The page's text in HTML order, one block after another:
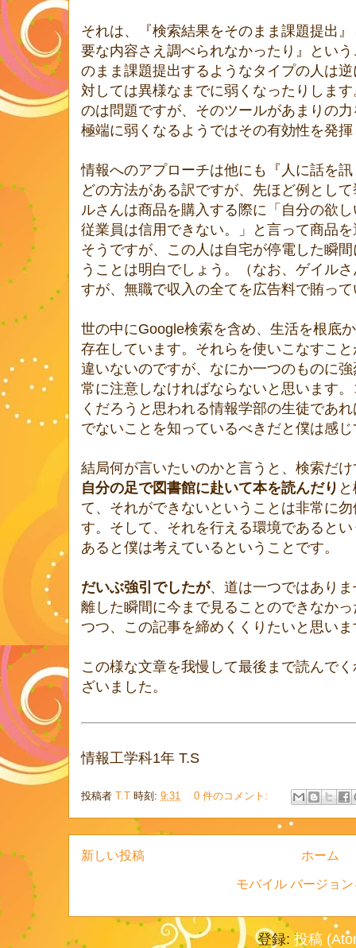
それは、『検索結果をそのまま課題提出
要な内容さえ調べられなかったり』とい
のまま課題提出するようなタイプの人は
対しては異様なまでに弱くなったりしま
のは問題ですが、そのツールがあまりの
極端に弱くなるようではその有効性を発
情報へのアプローチは他にも『人に話を
どの方法がある訳ですが、先ほど例とし
ルさんは商品を購入する際に「自分の欲
従業員は信用できない。」と言って商品
そうですが、この人は自宅が停電した瞬
うことは明白でしょう。（なお、ゲイル
すが、無職で収入の全てを広告料で賄っ
世の中にGoogle検索を含め、生活を根底
存在しています。それらを使いこなすこ
違いないのですが、なにか一つのものに
常に注意しなければならないと思います
くだろうと思われる情報学部の生徒であ
でないことを知っているべきだと僕は感
結局何が言いたいのかと言うと、検索だ
自分の足で図書館に赴いて本を読んだり
て、それができないということは非常に
す。そして、それを行える環境であると
あると僕は考えているということです。
だいぶ強引でしたが、道は一つではあり
離した瞬間に今まで見ることのできなか
つつ、この記事を締めくくりたいと思いま
この様な文章を我慢して最後まで読んで
ざいました。
情報工学科1年 T.S
投稿者 T.T 時刻: 9:31 0 件のコメント:
新しい投稿 ホーム
モバイル バージョ
登録:投稿